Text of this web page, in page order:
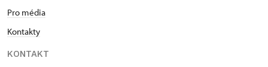
Pro média
Kontakty
KONTAKT